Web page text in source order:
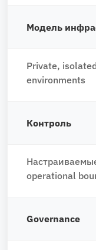
Модель
Private,
environments
Контроль
operational
Governance